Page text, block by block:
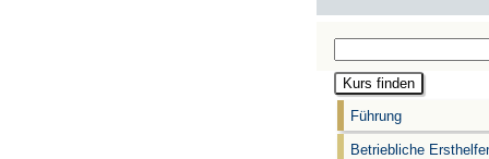
Führung
Betriebliche